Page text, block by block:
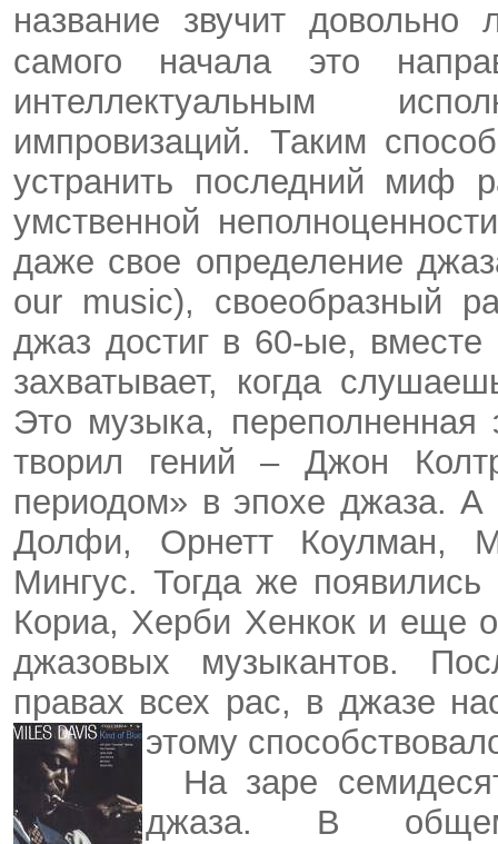
название звучит
самого начала это
интеллектуальным
импровизаций. Таким
устранить последний миф
умственной
даже свое определение
our music), своеобразный
джаз достиг в 60-ые,
захватывает, когда
Это музыка,
творил гений – Джон
периодом» в эпохе джаза.
Долфи, Орнетт Коулман,
Мингус. Тогда же
Кориа, Херби Хенкоки еще
джазовых музыкантов.
правах всех рас, в джазе
этому
На заре
джаза. В